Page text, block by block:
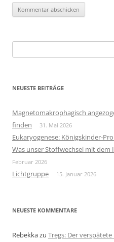
nach:
NEUESTE BEITRÄGE
Magnetomakrophagisch
finden
31. Mai 2026
Eukaryogenese: Königskinder-
Was unser Stoffwechsel mit
Februar 2026
Lichtgruppe 15. Januar 2026
NEUESTE KOMMENTARE
Rebekkazu Tregs: Der